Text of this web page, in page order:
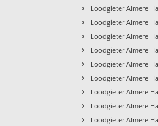
› Loodgieter Almere
› Loodgieter Almere
› Loodgieter Almere
› Loodgieter Almere
› Loodgieter Almere
› Loodgieter Almere
› Loodgieter Almere
› Loodgieter Almere
› Loodgieter Almere